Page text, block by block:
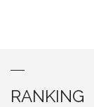
RANKING